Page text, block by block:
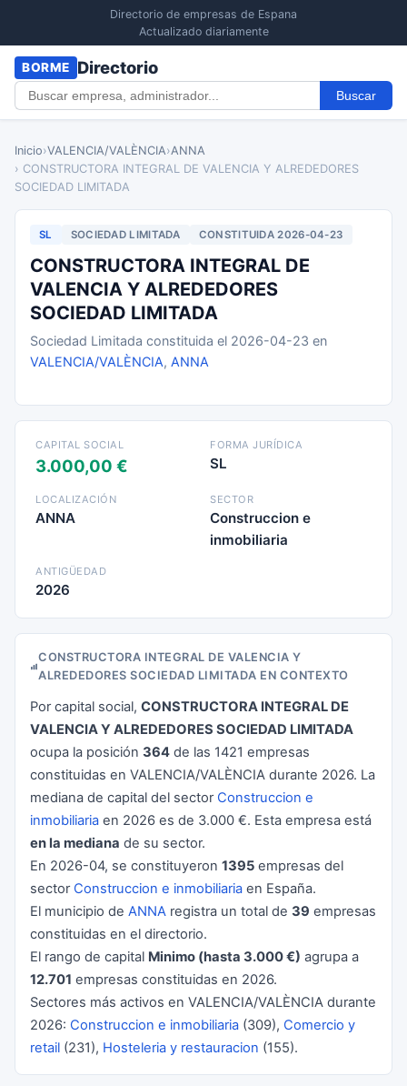
Directorio de empresas de Espana
Actualizado diariamente
BORME Directorio
Buscar
Inicio›VALENCIA/VALÈNCIA›ANNA
› CONSTRUCTORA INTEGRAL DE VALENCIA Y ALREDEDORES
SOCIEDAD LIMITADA
SL SOCIEDAD LIMITADA CONSTITUIDA 2026-04-23
CONSTRUCTORA INTEGRAL DE
VALENCIA Y ALREDEDORES
SOCIEDAD LIMITADA
Sociedad Limitada constituida el 2026-04-23 en
VALENCIA/VALÈNCIA, ANNA
CAPITAL SOCIAL
3.000,00 €
FORMA JURÍDICA
SL
LOCALIZACIÓN
ANNA
SECTOR
Construccion e
inmobiliaria
ANTIGÜEDAD
2026
CONSTRUCTORA INTEGRAL DE VALENCIA Y
ALREDEDORES SOCIEDAD LIMITADA EN CONTEXTO
Por capital social, CONSTRUCTORA INTEGRAL DE
VALENCIA Y ALREDEDORES SOCIEDAD LIMITADA
ocupa la posición 364 de las 1421 empresas
constituidas en VALENCIA/VALÈNCIA durante 2026. La
mediana de capital del sector Construccion e
inmobiliaria en 2026 es de 3.000 €. Esta empresa está
en la mediana de su sector.
En 2026-04, se constituyeron 1395 empresas del
sector Construccion e inmobiliaria en España.
El municipio de ANNA registra un total de 39 empresas
constituidas en el directorio.
El rango de capital Minimo (hasta 3.000 €) agrupa a
12.701 empresas constituidas en 2026.
Sectores más activos en VALENCIA/VALÈNCIA durante
2026: Construccion e inmobiliaria (309), Comercio y
retail (231), Hosteleria y restauracion (155).